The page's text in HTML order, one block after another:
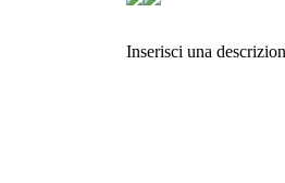
Inserisci una